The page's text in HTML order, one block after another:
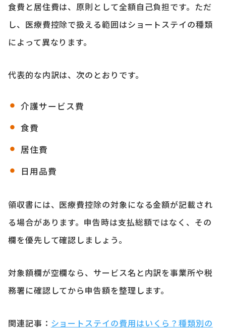
食費と居住費は、原則として全額自己負担です。ただ
し、医療費控除で扱える範囲はショートステイの種類
によって異なります。
代表的な内訳は、次のとおりです。
介護サービス費
食費
居住費
日用品費
領収書には、医療費控除の対象になる金額が記載され
る場合があります。申告時は支払総額ではなく、その
欄を優先して確認しましょう。
対象額欄が空欄なら、サービス名と内訳を事業所や税
務署に確認してから申告額を整理します。
関連記事： ショートステイの費用はいくら？種類別の